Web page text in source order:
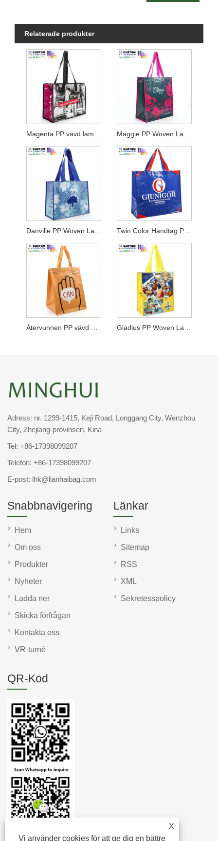
Relaterade produkter
X
Vi använder cookies för att ge dig en bättre
Adress: nr. 1299-1415, Keji Road, Longgang City, Wenzhou
City, Zhejiang-provinsen, Kina
Tel: +86-17398099207
Telefon: +86-17398099207
E-post: lhk@lianhaibag.com
Snabbnavigering
Hem
Om oss
Produkter
Nyheter
Ladda ner
Skicka förfrågan
Kontakta oss
VR-turné
Länkar
Links
Sitemap
RSS
XML
Sekretesspolicy
QR-Kod